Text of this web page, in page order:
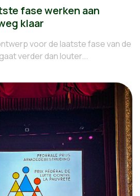
fase werken aan
klaar
voor de laatste fase van de
verder dan louter...